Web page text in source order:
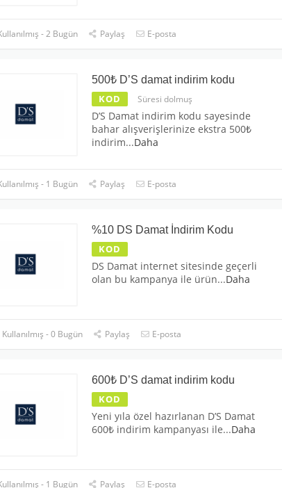
- 2 Bugün Paylaş E-posta
500₺ D’S damat indirim kodu
KOD Süresi dolmuş
D’S Damat indirim kodu sayesinde
bahar alışverişlerinize ekstra 500₺
indirim...Daha
- 1 Bugün Paylaş E-posta
%10 DS Damat İndirim Kodu
KOD
DS Damat internet sitesinde geçerli
olan bu kampanya ile ürün...Daha
- 0 Bugün Paylaş E-posta
600₺ D’S damat indirim kodu
KOD
Yeni yıla özel hazırlanan D’S Damat
600₺ indirim kampanyası ile...Daha
- 1 Bugün Paylaş E-posta